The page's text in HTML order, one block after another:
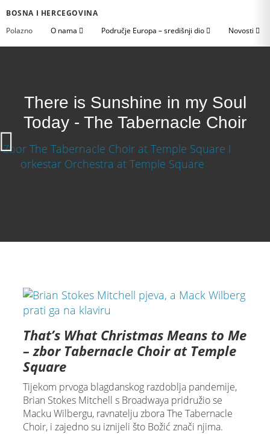
BOSNA I HERCEGOVINA
Polazno
O nama Područje Europa – središnji dio Novosti
There is Sunshine in my Soul
Today - The Tabernacle Choir
That’s What Christmas Means to Me
– zbor Tabernacle Choir at Temple
Square
Tijekom prvoga blagdanskog razdoblja pandemije,
Brian Stokes Mitchell s Broadwaya pridružio se
Macku Wilbergu, ravnatelju zbora The Tabernacle
Choir, i zajedno su iznijeli što Božić znači njima.